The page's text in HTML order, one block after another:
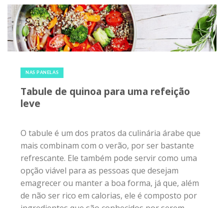
NAS PANELAS
Tabule de quinoa para uma refeição
leve
O tabule é um dos pratos da culinária árabe que
mais combinam com o verão, por ser bastante
refrescante. Ele também pode servir como uma
opção viável para as pessoas que desejam
emagrecer ou manter a boa forma, já que, além
de não ser rico em calorias, ele é composto por